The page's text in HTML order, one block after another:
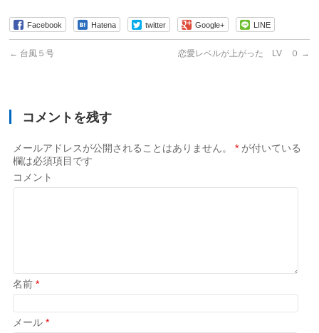
Facebook Hatena twitter Google+ LINE
← 台風５号 恋愛レベルが上がった LV ０ →
コメントを残す
メールアドレスが公開されることはありません。 * が付いている
欄は必須項目です
コメント
名前*
メール*